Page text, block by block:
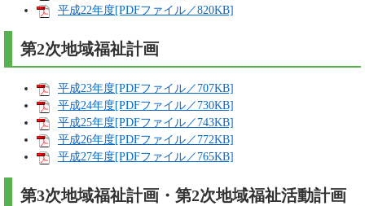
平成22年度[PDFファイル／820KB]
第2次地域福祉計画
平成23年度[PDFファイル／707KB]
平成24年度[PDFファイル／730KB]
平成25年度[PDFファイル／743KB]
平成26年度[PDFファイル／772KB]
平成27年度[PDFファイル／765KB]
第3次地域福祉計画・第2次地域福祉活動計画